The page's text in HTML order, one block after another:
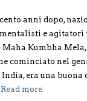
anni dopo,
e agitatori
Maha Kumbha
cominciato nel
era una buona
Read more